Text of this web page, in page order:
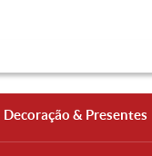
Decoração & Presentes